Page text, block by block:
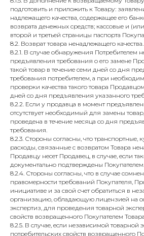
подготовить и приложить к Товару:
надлежащего качества, содержащее его
возврата денежных средств; кассовые и
второй и третьей страницы паспорта
8.2. Возврат товара ненадлежащего качества.
8.2.1. В случае обнаружения Потребителем
предъявления требования о его замене
такой товар в течение семи дней со дня
требования потребителем, а при
проверки качества такого товара
дней со дня предъявления указанного
8.2.2. Если у продавца в момент
отсутствует необходимый для замены
проведена в течение месяца со дня
требования.
8.2.3. Стороны согласны, что транспортные,
расходы, связанные с возвратом Товара
Продавцу несет Продавец, в случае, если
документально подтверждены Покупателем.
8.2.4. Стороны согласны, что в случае
правомерности требований Покупателя,
инициативе и за свой счет обратиться в
организацию, обладающую лицензией на
экспертиз, для проведения товарной
свойств возвращенного Покупателем
8.2.5. В случае, если независимой товарной
потребительских свойств возвращенного